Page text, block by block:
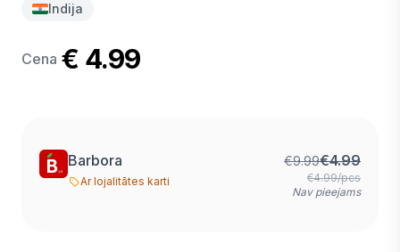
Indija
Cena € 4.99
Barbora
Ar lojalitātes karti
€9.99€4.99
€4.99/pcs
Nav pieejams